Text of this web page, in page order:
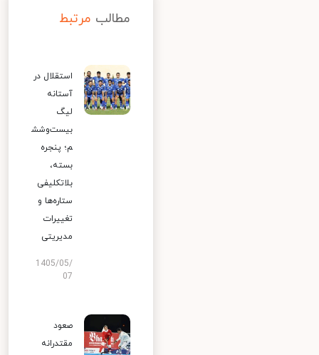
مطالب مرتبط
استقلال در
آستانه
لیگ
بیست‌وشش
م؛ پنجره
بسته،
بلاتکلیفی
ستاره‌ها و
تغییرات
مدیریتی
1405/05/
07
صعود
مقتدرانه